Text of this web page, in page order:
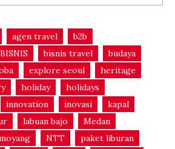
agen travel
b2b
BISNIS bisnis travel
budaya
explore seoul
heritage
holiday
holidays
innovation inovasi
kapal
labuan bajo
Medan
NTT
paket liburan